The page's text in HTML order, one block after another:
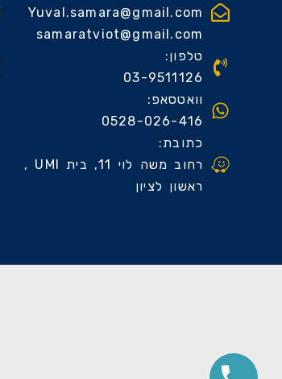
Yuval.samara@gmail.com
samaratviot@gmail.com
טלפון:
03-9511126
וואטסאפ:
0528-026-416
כתובת:
רחוב משה לוי 11, בית UMI ,
ראשון לציון